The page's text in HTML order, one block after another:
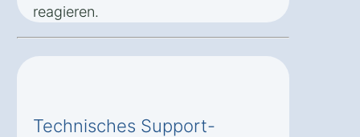
reagieren.
Technisches Support-